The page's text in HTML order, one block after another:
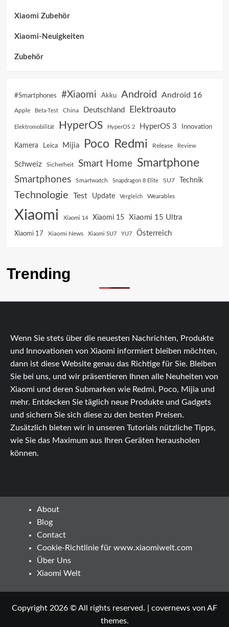
Xiaomi Zubehör
Xiaomi-Neuigkeiten
Zubehör
#Smartphones #Xiaomi Akku Android Android 16
Apple Beta-Test China Deutschland Elektroauto
Elektromobilität HyperOS HyperOS 2 HyperOS 3 Innovation
Kamera Leica Mijia Poco Redmi Release Review
Schweiz Sicherheit Smart Home Smartphone
Smartphones Smartwatch Snapdragon 8 Elite SU7 Technik
Technologie Test Update Vergleich Wearables
Xiaomi Xiaomi 14 Xiaomi 15 Xiaomi 15 Ultra
Xiaomi 17 Xiaomi News Xiaomi SU7 YU7 Österreich
Trending
Wenn Sie stets über die neuesten Nachrichten, Produkte
und Innovationen von Xiaomi informiert bleiben möchten,
dann ist diese Website genau das Richtige für Sie. Bleiben
Sie bei uns, und wir präsentieren Ihnen alle Neuheiten von
Xiaomi und deren Submarken wie Redmi, Poco, Mijia und
mehr. Entdecken Sie täglich neue Produkte und Gadgets
und sichern Sie sich diese zu den besten Preisen.
Zusätzlich bieten wir in unseren Tutorials nützliche Tipps,
wie Sie das Maximum aus Ihren Geräten herausholen
können.
About
Blog
Contact
Cookie-Richtlinie für www.xiaomiwelt.com
Über Uns
Xiaomi Welt
Copyright 2026 © All rights reserved. covernews von AF
themes.